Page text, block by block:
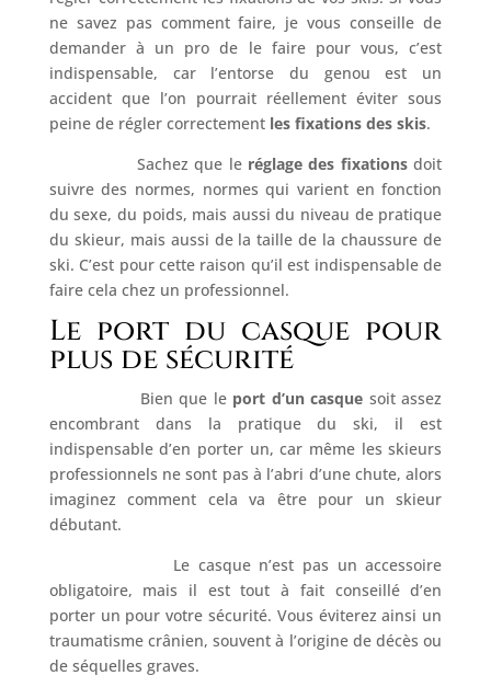
ne savez pas comment faire, je vous conseille de
demander à un pro de le faire pour vous, c’est
indispensable, car l’entorse du genou est un
accident que l’on pourrait réellement éviter sous
peine de régler correctement les fixations des skis.
Sachez que le réglage des fixationsdoit
suivre des normes, normes qui varient en fonction
du sexe, du poids, mais aussi du niveau de pratique
du skieur, mais aussi de la taille de la chaussure de
ski. C’est pour cette raison qu’il est indispensable de
faire cela chez un professionnel.
Le port du casque pour
plus de sécurité
Bien que le port d’un casque soit assez
encombrant dans la pratique du ski, il est
indispensable d’en porter un, car même les skieurs
professionnels ne sont pas à l’abri d’une chute, alors
imaginez comment cela va être pour un skieur
débutant.
Le casque n’est pas un accessoire
obligatoire, mais il est tout à fait conseillé d’en
porter un pour votre sécurité. Vous éviterez ainsi un
traumatisme crânien, souvent à l’origine de décès ou
de séquelles graves.